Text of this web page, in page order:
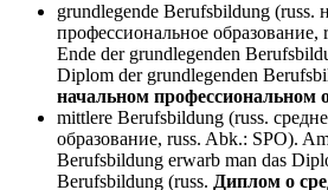
grundlegende Berufsbildung (russ.
профессиональное
Ende der grundlegenden
Diplom der grundlegenden
начальном профессиональном
mittlere Berufsbildung (russ.
образование, russ. Abk.: SPO).
Berufsbildung erwarb man das
Berufsbildung (russ. Диплом о